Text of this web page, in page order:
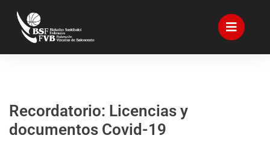
Recordatorio: Licencias y
documentos Covid-19